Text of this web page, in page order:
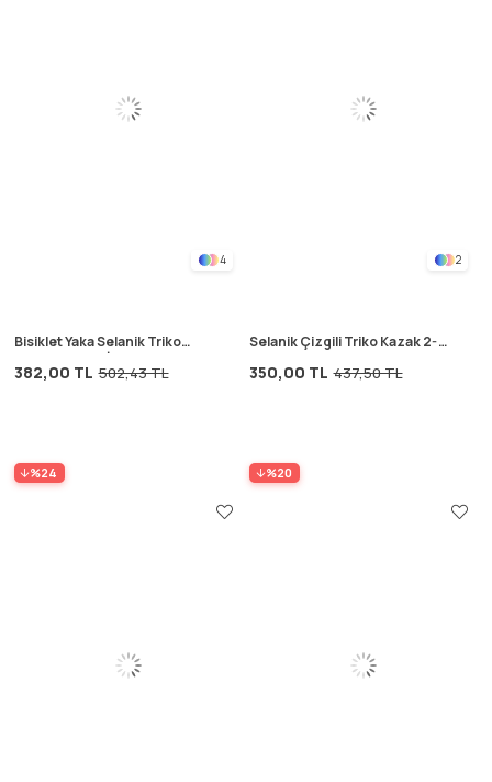
4
Bisiklet Yaka Selanik Triko
Kazak 2-8 Yaş İndigo Mavi
382,00 TL 502,43 TL
%24
2
Selanik Çizgili Triko Kazak 2-8
350,00 TL 437,50 TL
%20